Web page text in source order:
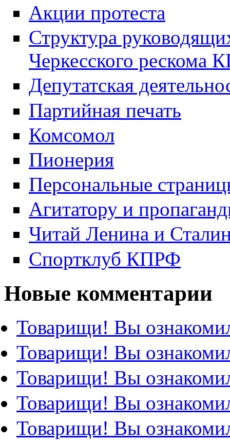
Акции протеста
Структура
Черкесского рескома
Депутатская
Партийная печать
Комсомол
Пионерия
Персональные
Агитатору и
Читай Ленина и
Спортклуб КПРФ
Новые комментарии
Товарищи! Вы
Товарищи! Вы
Товарищи! Вы
Товарищи! Вы
Товарищи! Вы